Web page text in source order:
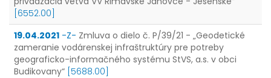
[6552.00]
19.04.2021 -Z- Zmluva o dielo č. P/39/21 - „Geodetické
zameranie vodárenskej infraštruktúry pre potreby
geograficko-informačného systému StVS, a.s. v obci
Budikovany“ [5688.00]